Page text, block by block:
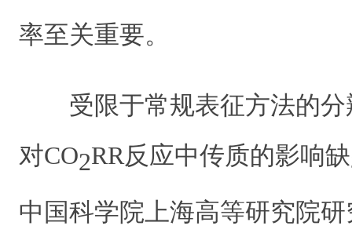
率至关重要。
受限于常规表征方法的
对CO2RR反应中传质的影响
中国科学院上海高等研究院